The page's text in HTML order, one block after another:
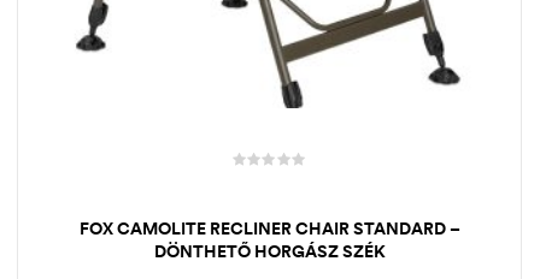
FOX CAMOLITE RECLINER CHAIR STANDARD –
DÖNTHETŐ HORGÁSZ SZÉK